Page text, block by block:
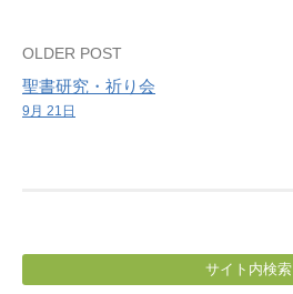
ー
テ
ル
Post
navigation
OLDER POST
聖書研究・祈り会
9月 21日
サイト内検索